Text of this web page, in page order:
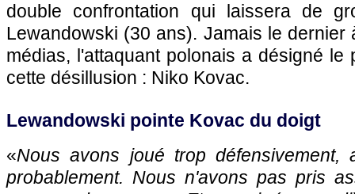
double confrontation qui laissera de
Lewandowski (30 ans). Jamais le dernier
médias, l'attaquant polonais a désigné le
cette désillusion : Niko Kovac.
Lewandowski pointe Kovac du doigt
«Nous avons joué trop défensivement,
probablement. Nous n'avons pas pris